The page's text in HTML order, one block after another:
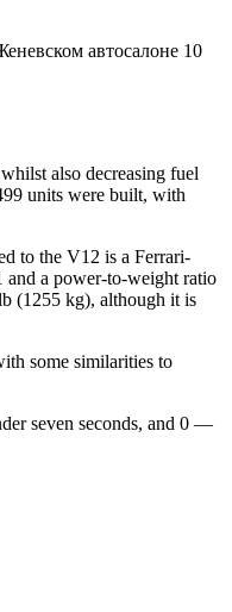
автосалоне 10
also decreasing fuel
units were built, with
to the V12 is a Ferrari-
and a power-to-weight ratio
(1255 kg), although it is
some similarities to
seven seconds, and 0 —